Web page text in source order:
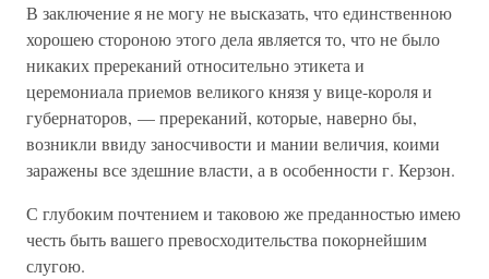
В заключение я не могу не высказать, что единственною
хорошею стороною этого дела является то, что не было
никаких пререканий относительно этикета и
церемониала приемов великого князя у вице-короля и
губернаторов, — пререканий, которые, наверно бы,
возникли ввиду заносчивости и мании величия, коими
заражены все здешние власти, а в особенности г. Керзон.
С глубоким почтением и таковою же преданностью имею
честь быть вашего превосходительства покорнейшим
слугою.